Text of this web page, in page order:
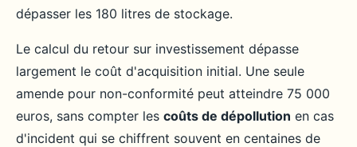
dépasser les 180 litres de stockage.
Le calcul du retour sur investissement dépasse
largement le coût d'acquisition initial. Une seule
amende pour non-conformité peut atteindre 75 000
euros, sans compter les coûts de dépollution en cas
d'incident qui se chiffrent souvent en centaines de